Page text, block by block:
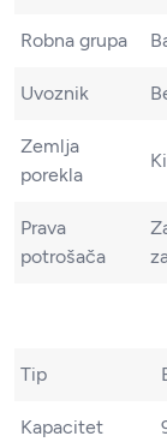
Robna grupa
Uvoznik
Zemlja
porekla
Prava
potrošača
Tip
Kapacitet